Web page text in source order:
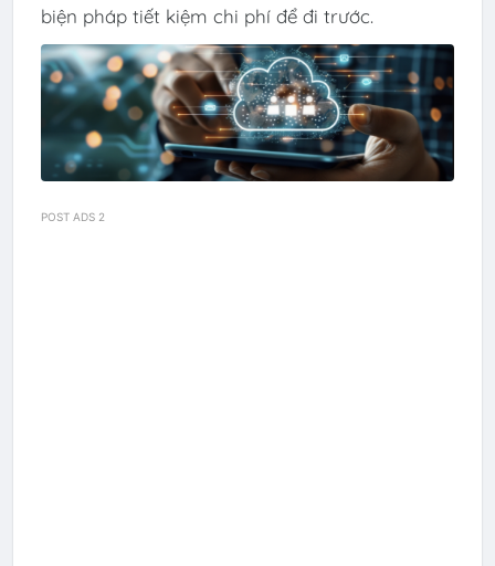
biện pháp tiết kiệm chi phí để đi trước.
POST ADS 2